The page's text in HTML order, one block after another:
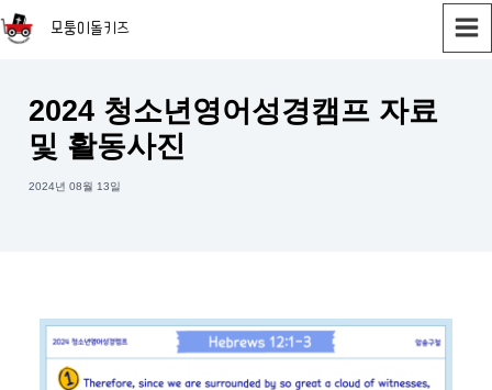
모퉁이돌키즈
2024 청소년영어성경캠프 자료
및 활동사진
2024년 08월 13일